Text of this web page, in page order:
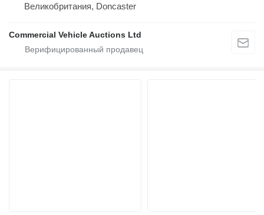
Великобритания, Doncaster
Commercial Vehicle Auctions Ltd